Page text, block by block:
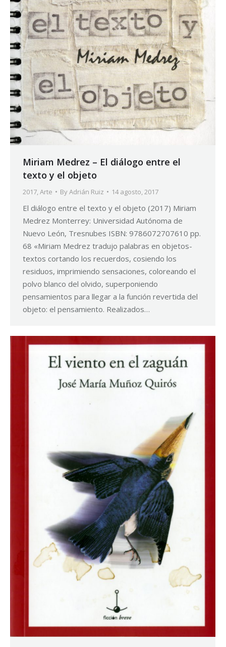
Miriam Medrez – El diálogo entre el
texto y el objeto
2017,Arte ByAdrián Ruiz 14 agosto, 2017
El diálogo entre el texto y el objeto (2017) Miriam
Medrez Monterrey: Universidad Autónoma de
Nuevo León, Tresnubes ISBN: 9786072707610 pp.
68 «Miriam Medrez tradujo palabras en objetos-
textos cortando los recuerdos, cosiendo los
residuos, imprimiendo sensaciones, coloreando el
polvo blanco del olvido, superponiendo
pensamientos para llegar a la función revertida del
objeto: el pensamiento. Realizados…